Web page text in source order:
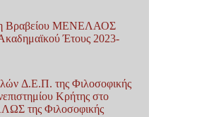
Βραβείου ΜΕΝΕΛΑΟΣ
Έτους 2023-
Δ.Ε.Π. της Φιλοσοφικής
Κρήτης στο
της Φιλοσοφικής